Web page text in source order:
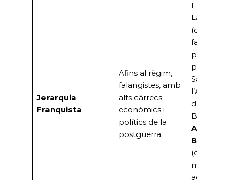
Jerarquia
Franquista
Afins al règim,
falangistes, amb
alts càrrecs
econòmics i
polítics de la
postguerra.
Família
Lacalle
(conegut
falangista
primer
president
Saló de
de
Abdón
Bordoy
mallorquí